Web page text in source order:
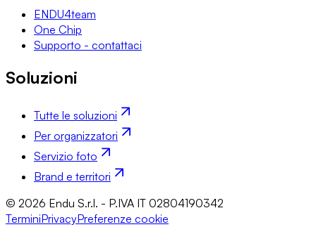
ENDU4team
One Chip
Supporto - contattaci
Soluzioni
Tutte le soluzioni
Per organizzatori
Servizio foto
Brand e territori
© 2026 Endu S.r.l. - P.IVA IT 02804190342
TerminiPrivacyPreferenze cookie